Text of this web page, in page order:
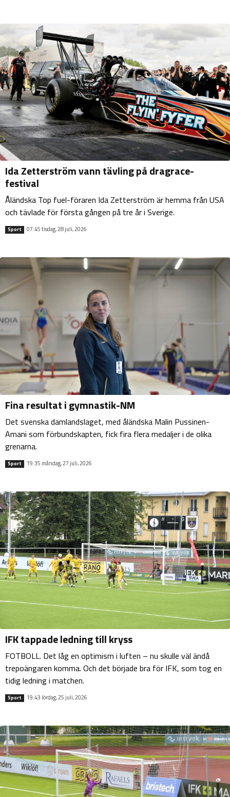
Ida Zetterström vann tävling på dragrace-
festival
Åländska Top fuel-föraren Ida Zetterström är hemma från USA
och tävlade för första gången på tre år i Sverige.
Sport 07:45 tisdag, 28 juli, 2026
Fina resultat i gymnastik-NM
Det svenska damlandslaget, med åländska Malin Pussinen-
Amani som förbundskapten, fick fira flera medaljer i de olika
grenarna.
Sport 19:35 måndag, 27 juli, 2026
IFK tappade ledning till kryss
FOTBOLL. Det låg en optimism i luften – nu skulle väl ändå
trepoängaren komma. Och det började bra för IFK, som tog en
tidig ledning i matchen.
Sport 19:43 lördag, 25 juli, 2026